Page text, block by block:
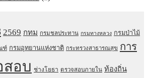
2569 กทม กรมชลประทาน กรมทางหลวง กรมป่าไม้
ฑ์ กรมอุทยานแห่งชาติ กระทรวงสาธารณสุข การ
สอบ ช่างโยธา ตรวจสอบภายใน ท้องถิ่น